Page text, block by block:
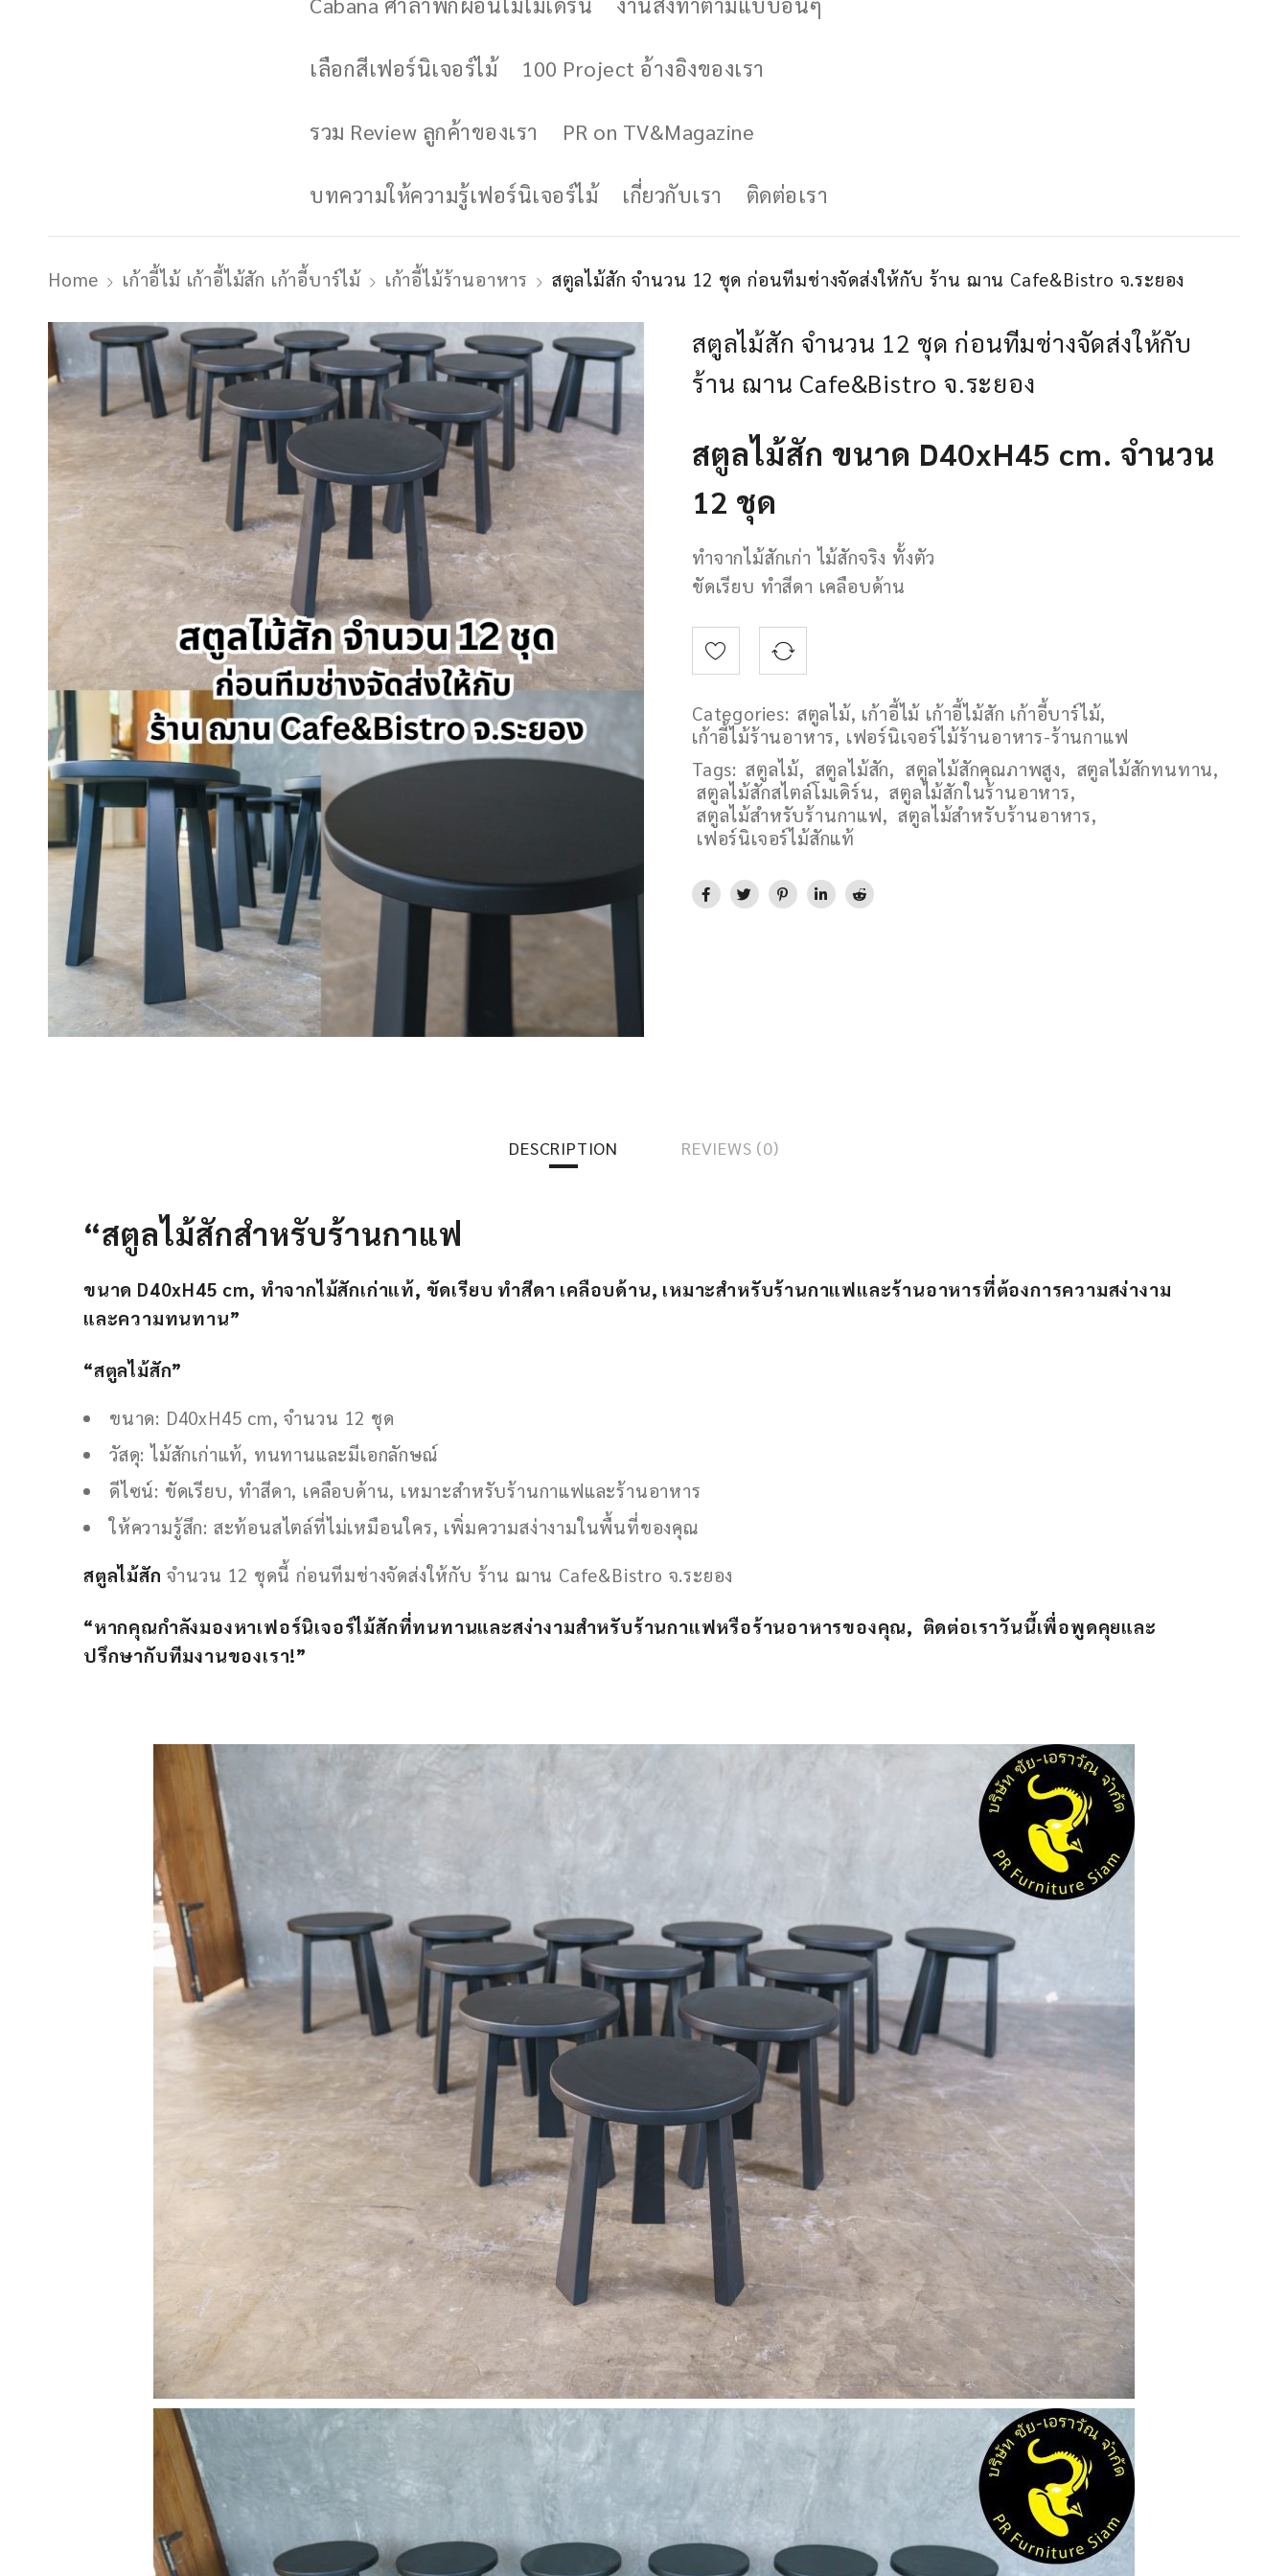
เลือกสีเฟอร์นิเจอร์ไม้ 100 Project อ้างอิงของเรา
รวม Review ลูกค้าของเรา PR on TV&Magazine
บทความให้ความรู้เฟอร์นิเจอร์ไม้ เกี่ยวกับเรา ติดต่อเรา
Home เก้าอี้ไม้ เก้าอี้ไม้สัก เก้าอี้บาร์ไม้ เก้าอี้ไม้ร้านอาหาร สตูลไม้สัก จำนวน 12 ชุด ก่อนทีมช่างจัดส่งให้กับ ร้าน ฌาน Cafe&Bistro จ.ระยอง
สตูลไม้สัก จำนวน 12 ชุด ก่อนทีมช่างจัดส่งให้กับ
ร้าน ฌาน Cafe&Bistro จ.ระยอง
สตูลไม้สัก ขนาด D40xH45 cm. จำนวน
12 ชุด
ทำจากไม้สักเก่า ไม้สักจริง ทั้งตัว
ขัดเรียบ ทำสีดา เคลือบด้าน
Categories: สตูลไม้, เก้าอี้ไม้ เก้าอี้ไม้สัก เก้าอี้บาร์ไม้,
เก้าอี้ไม้ร้านอาหาร, เฟอร์นิเจอร์ไม้ร้านอาหาร-ร้านกาแฟ
Tags: สตูลไม้, สตูลไม้สัก, สตูลไม้สักคุณภาพสูง, สตูลไม้สักทนทาน,
สตูลไม้สักสไตล์โมเดิร์น, สตูลไม้สักในร้านอาหาร,
สตูลไม้สำหรับร้านกาแฟ, สตูลไม้สำหรับร้านอาหาร,
เฟอร์นิเจอร์ไม้สักแท้
DESCRIPTION REVIEWS (0)
“สตูลไม้สักสำหรับร้านกาแฟ
ขนาด D40xH45 cm, ทำจากไม้สักเก่าแท้, ขัดเรียบ ทำสีดา เคลือบด้าน, เหมาะสำหรับร้านกาแฟและร้านอาหารที่ต้องการความสง่างาม
และความทนทาน”
“สตูลไม้สัก”
ขนาด: D40xH45 cm, จำนวน 12 ชุด
วัสดุ: ไม้สักเก่าแท้, ทนทานและมีเอกลักษณ์
ดีไซน์: ขัดเรียบ, ทำสีดา, เคลือบด้าน, เหมาะสำหรับร้านกาแฟและร้านอาหาร
ให้ความรู้สึก: สะท้อนสไตล์ที่ไม่เหมือนใคร, เพิ่มความสง่างามในพื้นที่ของคุณ
สตูลไม้สัก จำนวน 12 ชุดนี้ ก่อนทีมช่างจัดส่งให้กับ ร้าน ฌาน Cafe&Bistro จ.ระยอง
“หากคุณกำลังมองหาเฟอร์นิเจอร์ไม้สักที่ทนทานและสง่างามสำหรับร้านกาแฟหรือร้านอาหารของคุณ, ติดต่อเราวันนี้เพื่อพูดคุยและ
ปรึกษากับทีมงานของเรา!”